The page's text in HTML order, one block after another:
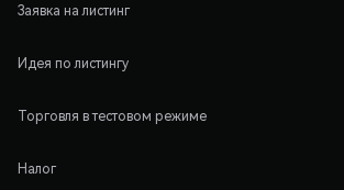
Заявка на листинг
Идея по листингу
Торговля в тестовом режиме
Налог